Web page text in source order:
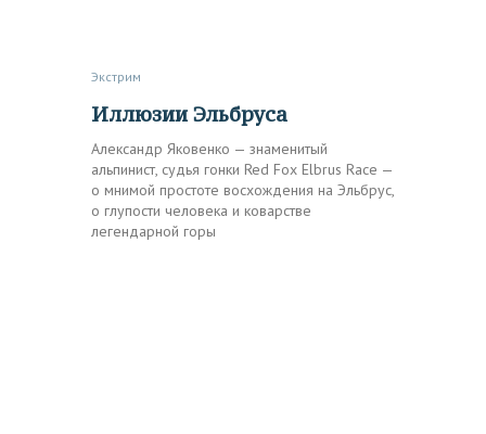
Экстрим
Иллюзии Эльбруса
Александр Яковенко — знаменитый
альпинист, судья гонки Red Fox Elbrus Race —
о мнимой простоте восхождения на Эльбрус,
о глупости человека и коварстве
легендарной горы